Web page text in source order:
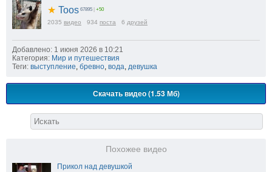
★ Toos 67895 | +50
2035 видео 934 поста 6 друзей
Добавлено: 1 июня 2026 в 10:21
Категория: Мир и путешествия
Теги: выступление бревно вода девушка
Скачать видео (1.53 Мб)
Похожее видео
Прикол над девушкой